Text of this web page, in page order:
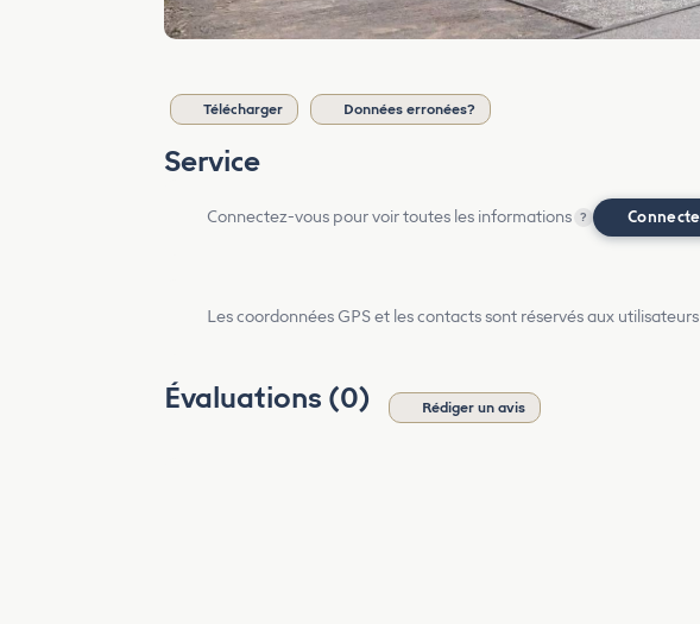
Télécharger Données erronées?
Service
Connectez-vous pour voir toutes les informations ?
Les coordonnées GPS et les contacts sont réservés aux
Évaluations (0) Rédiger un avis